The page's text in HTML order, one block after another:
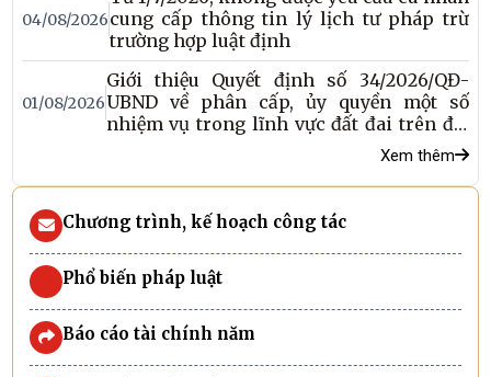
lý nhà nước về lĩnh vực đất đai.
04/08/2026cung cấp thông tin lý lịch tư pháp trừ
trường hợp luật định
01/08/2026
Giới thiệu Quyết định số 34/2026/QĐ-
UBND về phân cấp, ủy quyền một số
nhiệm vụ trong lĩnh vực đất đai trên địa
Xem thêm
Chương trình, kế hoạch công tác
Phổ biến pháp luật
Báo cáo tài chính năm